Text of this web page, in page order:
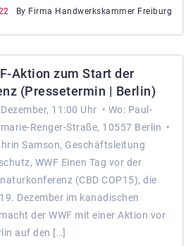
By Firma Handwerkskammer Freiburg
Aktion zum Start der
(Pressetermin | Berlin)
11:00 Uhr • Wo: ​Paul-
Renger-Straße, 10557 Berlin •
Samson, Geschäftsleitung
WWF Einen Tag vor der
(CBD COP15), die
Dezember im kanadischen
der WWF mit einer Aktion vor
auf den […]